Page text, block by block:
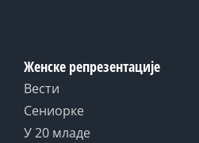
Женске репрезентације
Вести
Сениорке
У 20 младе